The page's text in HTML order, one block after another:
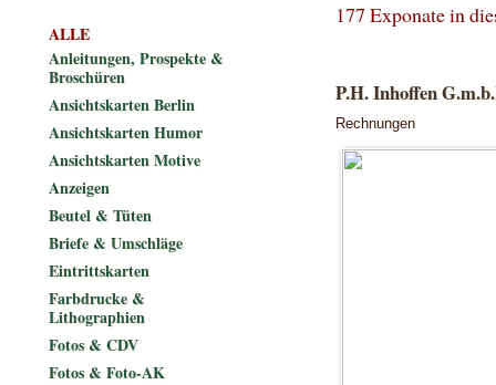
177 Exponate in
P.H. Inhoffen
Rechnungen
ALLE
Anleitungen, Prospekte &
Broschüren
Ansichtskarten Berlin
Ansichtskarten Humor
Ansichtskarten Motive
Anzeigen
Beutel & Tüten
Briefe & Umschläge
Eintrittskarten
Farbdrucke &
Lithographien
Fotos & CDV
Fotos & Foto-AK